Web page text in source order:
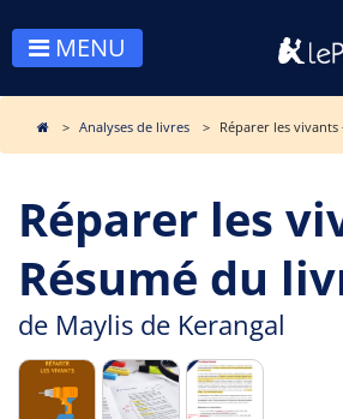
MENU
Analyses de livres Réparer les
Réparer les
Résumé du
de Maylis de Kerangal